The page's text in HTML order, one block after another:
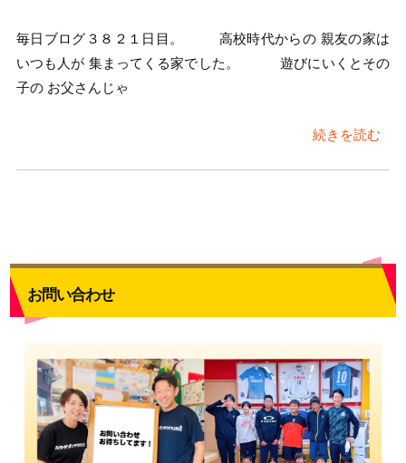
毎日ブログ３８２１日目。 高校時代からの 親友の家は
いつも人が 集まってくる家でした。 遊びにいくとその
子の お父さんじゃ
続きを読む
お問い合わせ